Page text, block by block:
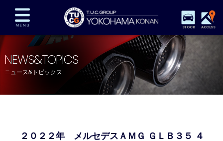
STOCK ACCESS
在庫車両情報 保証&サービス パーツリスト
TUCとは？ 店舗情報 アクセスマップ
全国納車 特別作業 注文販売
NEWS&TOPICS
ニュース&トピックス
２０２２年 メルセデスＡＭＧ ＧＬＢ３５ ４